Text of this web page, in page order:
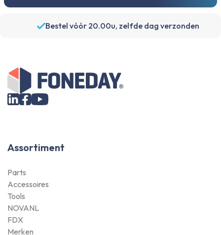
Bestel vóór 20.00u, zelfde dag verzonden
Assortiment
Parts
Accessoires
Tools
NOVANL
FDX
Merken